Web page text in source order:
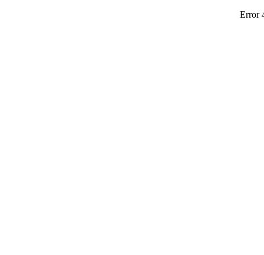
Error